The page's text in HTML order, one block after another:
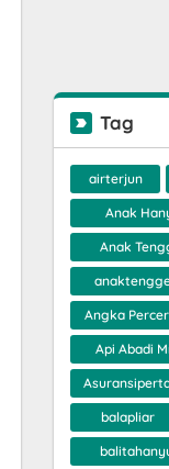
Tag
airterjun
Anak
Anak
Angka
Api Abadi
balapliar